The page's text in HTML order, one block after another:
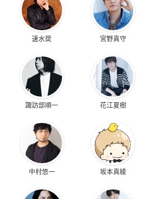
速水奨 宮野真守
諏訪部順一 花江夏樹
中村悠一 坂本真綾